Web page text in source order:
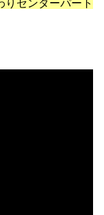
りセンターパート